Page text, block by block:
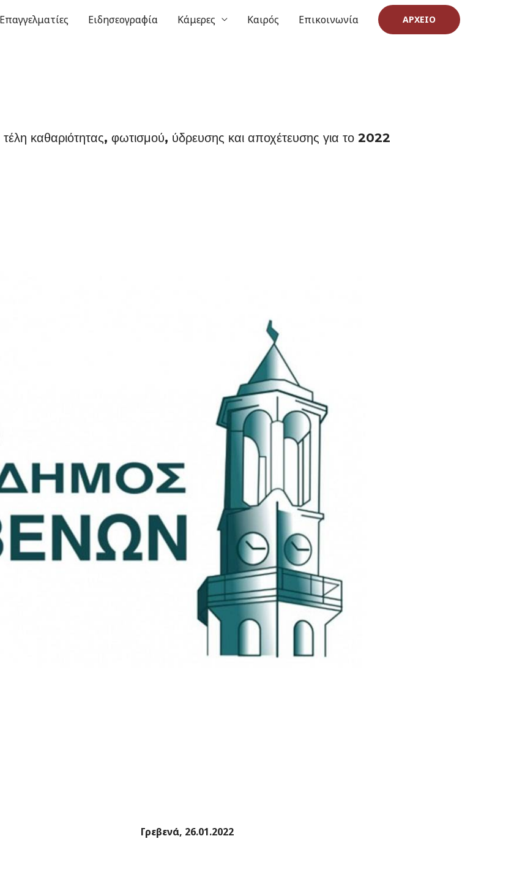
Επαγγελματίες Ειδησεογραφία Κάμερες Καιρός Επικοινωνία ΑΡΧΕΊΟ
καθαριότητας, φωτισμού, ύδρευσης και αποχέτευσης για το 2022
Γρεβενά, 26.01.2022